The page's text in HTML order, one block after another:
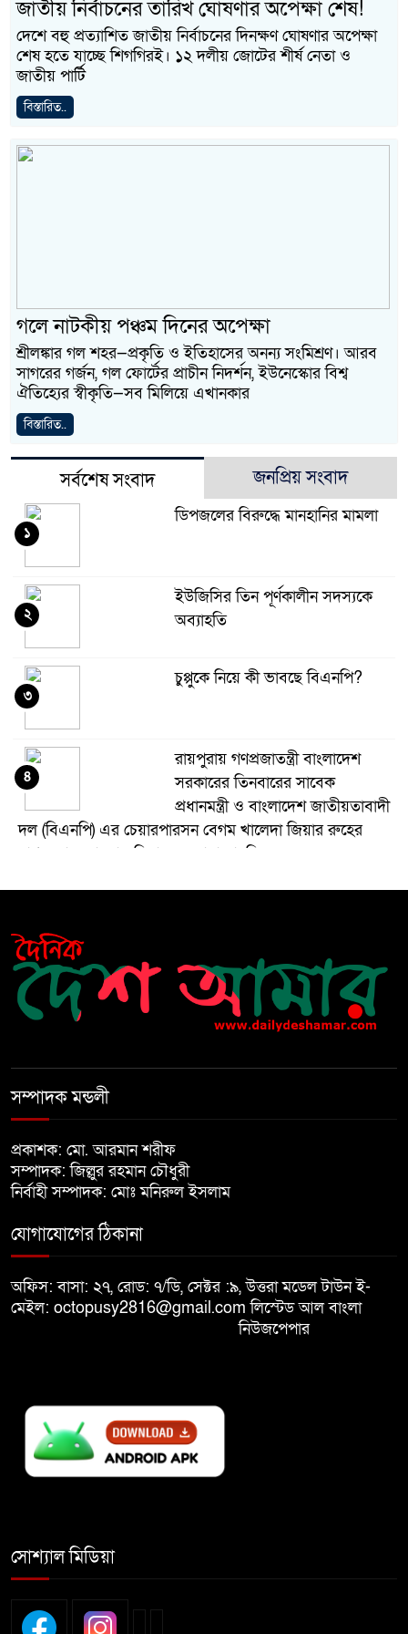
জাতীয় নির্বাচনের তারিখ ঘোষণার অপেক্ষা শেষ!
দেশে বহু প্রত্যাশিত জাতীয় নির্বাচনের দিনক্ষণ ঘোষণার অপেক্ষা
শেষ হতে যাচ্ছে শিগগিরই। ১২ দলীয় জোটের শীর্ষ নেতা ও
জাতীয় পার্টি
বিস্তারিত..
গলে নাটকীয় পঞ্চম দিনের অপেক্ষা
শ্রীলঙ্কার গল শহর—প্রকৃতি ও ইতিহাসের অনন্য সংমিশ্রণ। আরব
সাগরের গর্জন, গল ফোর্টের প্রাচীন নিদর্শন, ইউনেস্কোর বিশ্ব
ঐতিহ্যের স্বীকৃতি—সব মিলিয়ে এখানকার
বিস্তারিত..
সর্বশেষ সংবাদ জনপ্রিয় সংবাদ
ডিপজলের বিরুদ্ধে মানহানির মামলা
১
ইউজিসির তিন পূর্ণকালীন সদস্যকে
অব্যাহতি
২
চুপ্পুকে নিয়ে কী ভাবছে বিএনপি?
৩
রায়পুরায় গণপ্রজাতন্ত্রী বাংলাদেশ
সরকারের তিনবারের সাবেক
প্রধানমন্ত্রী ও বাংলাদেশ জাতীয়তাবাদী
দল (বিএনপি) এর চেয়ারপারসন বেগম খালেদা জিয়ার রুহের
মাগফেরাত কামনায় মিলাদ ও দোয়া মাহফিল
৪
নির্বাচনের আগেই ফিরতে মরিয়া
‘পলাতক শক্তি’
৬
খালেদা জিয়ার শারীরিক অবস্থা এখনো
অনিশ্চিত
৮
৯
বিজয় দিবসে দীঘিনালায় জামায়াতে
ইসলামীর বর্ণাঢ্য র‍্যালি
সম্পাদক মন্ডলী
প্রকাশক: মো. আরমান শরীফ
সম্পাদক: জিল্লুর রহমান চৌধুরী
নির্বাহী সম্পাদক: মোঃ মনিরুল ইসলাম
যোগাযোগের ঠিকানা
অফিস: বাসা: ২৭, রোড: ৭/ডি, সেক্টর :৯, উত্তরা মডেল টাউন ই-
মেইল: octopusy2816@gmail.comলিস্টেড আল বাংলা
নিউজপেপার
সোশ্যাল মিডিয়া